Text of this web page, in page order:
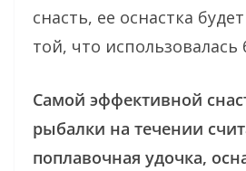
снасть, ее оснастка
той, что использовалась
Самой эффективной
рыбалки на течении
поплавочная удочка,